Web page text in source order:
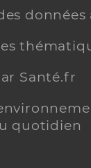
Santé.fr
quotidien